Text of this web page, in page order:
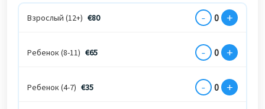
Взрослый (12+) €80 - 0 +
Ребенок (8-11) €65 - 0 +
Ребенок (4-7) €35 - 0 +